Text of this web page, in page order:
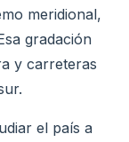
meridional,
gradación
y carreteras
el país a